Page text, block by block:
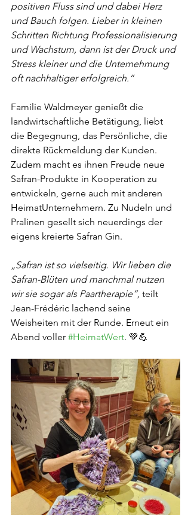
positiven Fluss sind und dabei Herz
und Bauch folgen. Lieber in kleinen
Schritten Richtung Professionalisierung
und Wachstum, dann ist der Druck und
Stress kleiner und die Unternehmung
oft nachhaltiger erfolgreich.“
Familie Waldmeyer genießt die
landwirtschaftliche Betätigung, liebt
die Begegnung, das Persönliche, die
direkte Rückmeldung der Kunden.
Zudem macht es ihnen Freude neue
Safran-Produkte in Kooperation zu
entwickeln, gerne auch mit anderen
HeimatUnternehmern. Zu Nudeln und
Pralinen gesellt sich neuerdings der
eigens kreierte Safran Gin.
„Safran ist so vielseitig. Wir lieben die
Safran-Blüten und manchmal nutzen
wir sie sogar als Paartherapie“, teilt
Jean-Frédéric lachend seine
Weisheiten mit der Runde. Erneut ein
Abend voller #HeimatWert. 💚💪